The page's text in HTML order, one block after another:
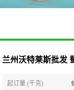
兰州沃特莱斯批发
起订量 (千克)